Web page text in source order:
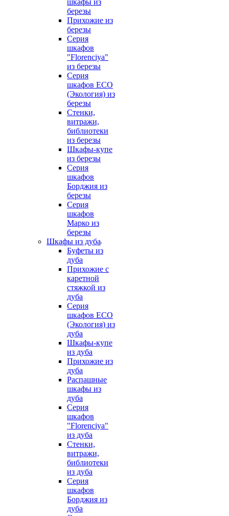
шкафы из
березы
Прихожие из
березы
Серия
шкафов
"Florenciya"
из березы
Серия
шкафов ECO
(Экология) из
березы
Стенки,
витражи,
библиотеки
из березы
Шкафы-купе
из березы
Серия
шкафов
Борджия из
березы
Серия
шкафов
Марко из
березы
Шкафы из дуба
Буфеты из
дуба
Прихожие с
каретной
стяжкой из
дуба
Серия
шкафов ECO
(Экология) из
дуба
Шкафы-купе
из дуба
Прихожие из
дуба
Распашные
шкафы из
дуба
Серия
шкафов
"Florenciya"
из дуба
Стенки,
витражи,
библиотеки
из дуба
Серия
шкафов
Борджия из
дуба